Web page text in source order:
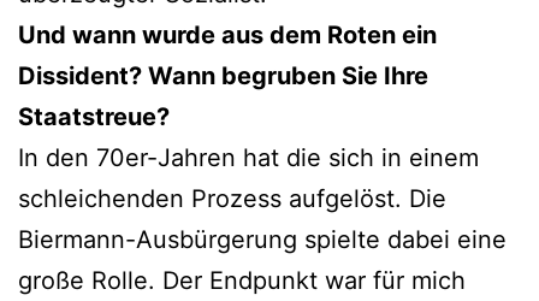
Und wann wurde aus dem Roten ein
Dissident? Wann begruben Sie Ihre
Staatstreue?
In den 70er-Jahren hat die sich in einem
schleichenden Prozess aufgelöst. Die
Biermann-Ausbürgerung spielte dabei eine
große Rolle. Der Endpunkt war für mich